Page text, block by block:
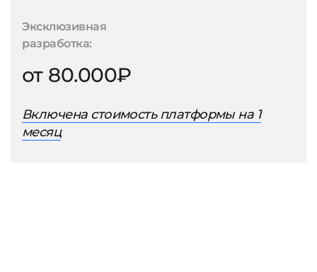
Эксклюзивная
разработка:
от 80.000₽
Включена стоимость платформы на 1
месяц